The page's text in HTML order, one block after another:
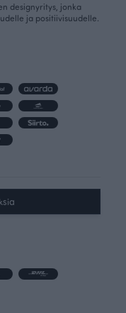
designyritys, jonka
ja positiivisuudelle.